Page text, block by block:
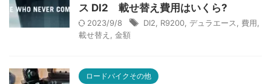
ス DI2 載せ替え費用はいくら?
2023/9/8 DI2 R9200 デュラエース 費用
載せ替え
金額
ロードバイクその他